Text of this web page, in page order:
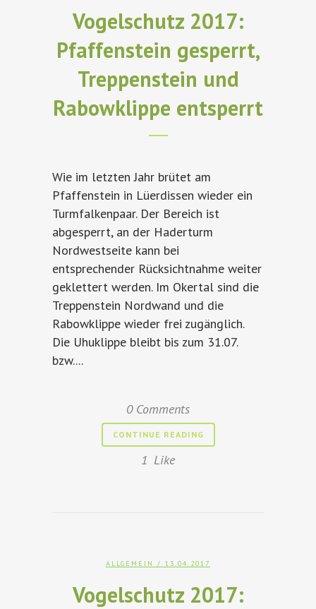
Vogelschutz 2017:
Pfaffenstein gesperrt,
Treppenstein und
Rabowklippe entsperrt
Wie im letzten Jahr brütet am
Pfaffenstein in Lüerdissen wieder ein
Turmfalkenpaar. Der Bereich ist
abgesperrt, an der Haderturm
Nordwestseite kann bei
entsprechender Rücksichtnahme weiter
geklettert werden. Im Okertal sind die
Treppenstein Nordwand und die
Rabowklippe wieder frei zugänglich.
Die Uhuklippe bleibt bis zum 31.07.
bzw....
0 Comments
CONTINUE READING
1 Like
ALLGEMEIN / 13.04.2017
Vogelschutz 2017: